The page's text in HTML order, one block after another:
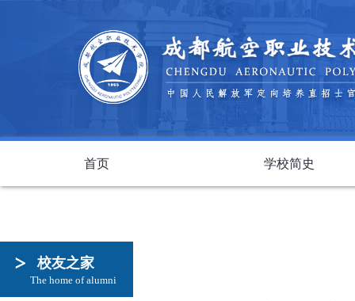
首页 学校简史
校友之家
The home of alumni